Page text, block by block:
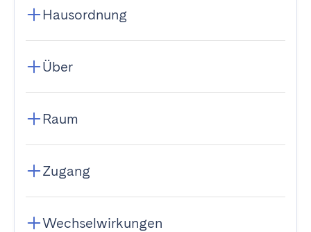
Hausordnung
Über
Raum
Zugang
Wechselwirkungen